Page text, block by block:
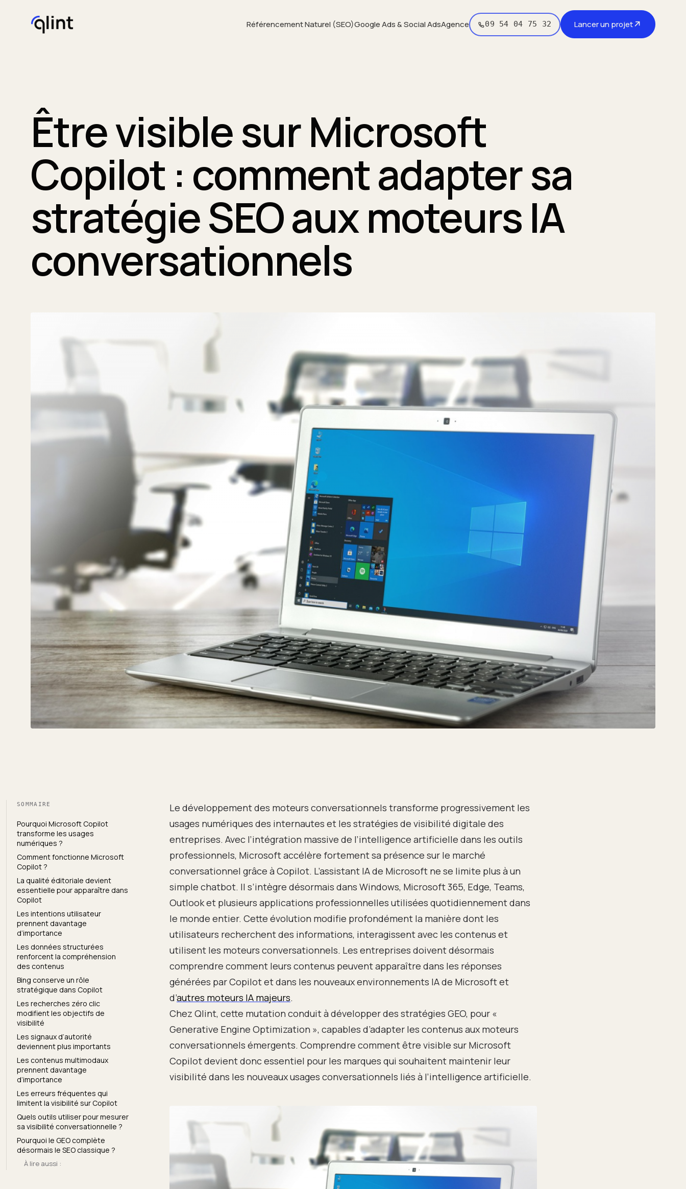
Référencement Naturel (SEO)Google Ads & Social AdsAgence 09 54 04 75 32 Lancer un projet↗
Être visible sur Microsoft
Copilot : comment adapter sa
stratégie SEO aux moteurs IA
conversationnels
SOMMAIRE
Pourquoi Microsoft Copilot
transforme les usages
numériques ?
Comment fonctionne Microsoft
Copilot ?
La qualité éditoriale devient
essentielle pour apparaître dans
Copilot
Les intentions utilisateur
prennent davantage
d’importance
Les données structurées
renforcent la compréhension
des contenus
Bing conserve un rôle
stratégique dans Copilot
Les recherches zéro clic
modifient les objectifs de
visibilité
Les signaux d’autorité
deviennent plus importants
Les contenus multimodaux
prennent davantage
d’importance
Les erreurs fréquentes qui
limitent la visibilité sur Copilot
Quels outils utiliser pour mesurer
sa visibilité conversationnelle ?
Pourquoi le GEO complète
désormais le SEO classique ?
À lire aussi :
Le développement des moteurs conversationnels transforme progressivement les
usages numériques des internautes et les stratégies de visibilité digitale des
entreprises. Avec l’intégration massive de l’intelligence artificielle dans les outils
professionnels, Microsoft accélère fortement sa présence sur le marché
conversationnel grâce à Copilot. L’assistant IA de Microsoft ne se limite plus à un
simple chatbot. Il s’intègre désormais dans Windows, Microsoft 365, Edge, Teams,
Outlook et plusieurs applications professionnelles utilisées quotidiennement dans
le monde entier. Cette évolution modifie profondément la manière dont les
utilisateurs recherchent des informations, interagissent avec les contenus et
utilisent les moteurs conversationnels. Les entreprises doivent désormais
comprendre comment leurs contenus peuvent apparaître dans les réponses
générées par Copilot et dans les nouveaux environnements IA de Microsoft et
d’autres moteurs IA majeurs.
Chez Qlint, cette mutation conduit à développer des stratégies GEO, pour «
Generative Engine Optimization », capables d’adapter les contenus aux moteurs
conversationnels émergents. Comprendre comment être visible sur Microsoft
Copilot devient donc essentiel pour les marques qui souhaitent maintenir leur
visibilité dans les nouveaux usages conversationnels liés à l’intelligence artificielle.